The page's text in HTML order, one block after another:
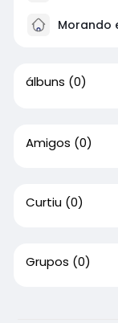
Morando
álbuns (0)
Amigos (0)
Curtiu (0)
Grupos (0)